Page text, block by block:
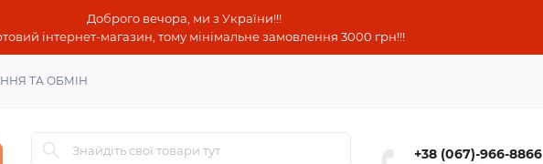
Доброго вечора, ми з України!!!
інтернет-магазин, тому мінімальне замовлення 3000 грн!!!
ТА ОБМІН
+38 (067)-966-8866